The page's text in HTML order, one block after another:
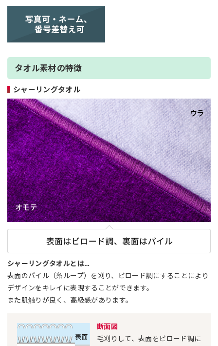
タオル素材の特徴
シャーリングタオル
シャーリングタオルとは…
表面のパイル（糸ループ）を刈り、ビロード調にすることにより
デザインをキレイに表現することができます。
また肌触りが良く、高級感があります。
断面図
毛刈りして、表面をビロード調に